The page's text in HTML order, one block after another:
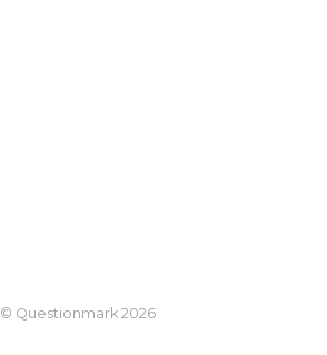
© Questionmark 2026